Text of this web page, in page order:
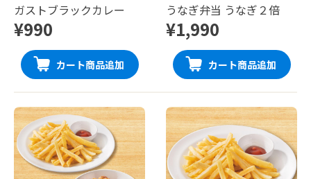
ガストブラックカレー
¥990
カート商品追加
うなぎ弁当 うなぎ２倍
¥1,990
カート商品追加